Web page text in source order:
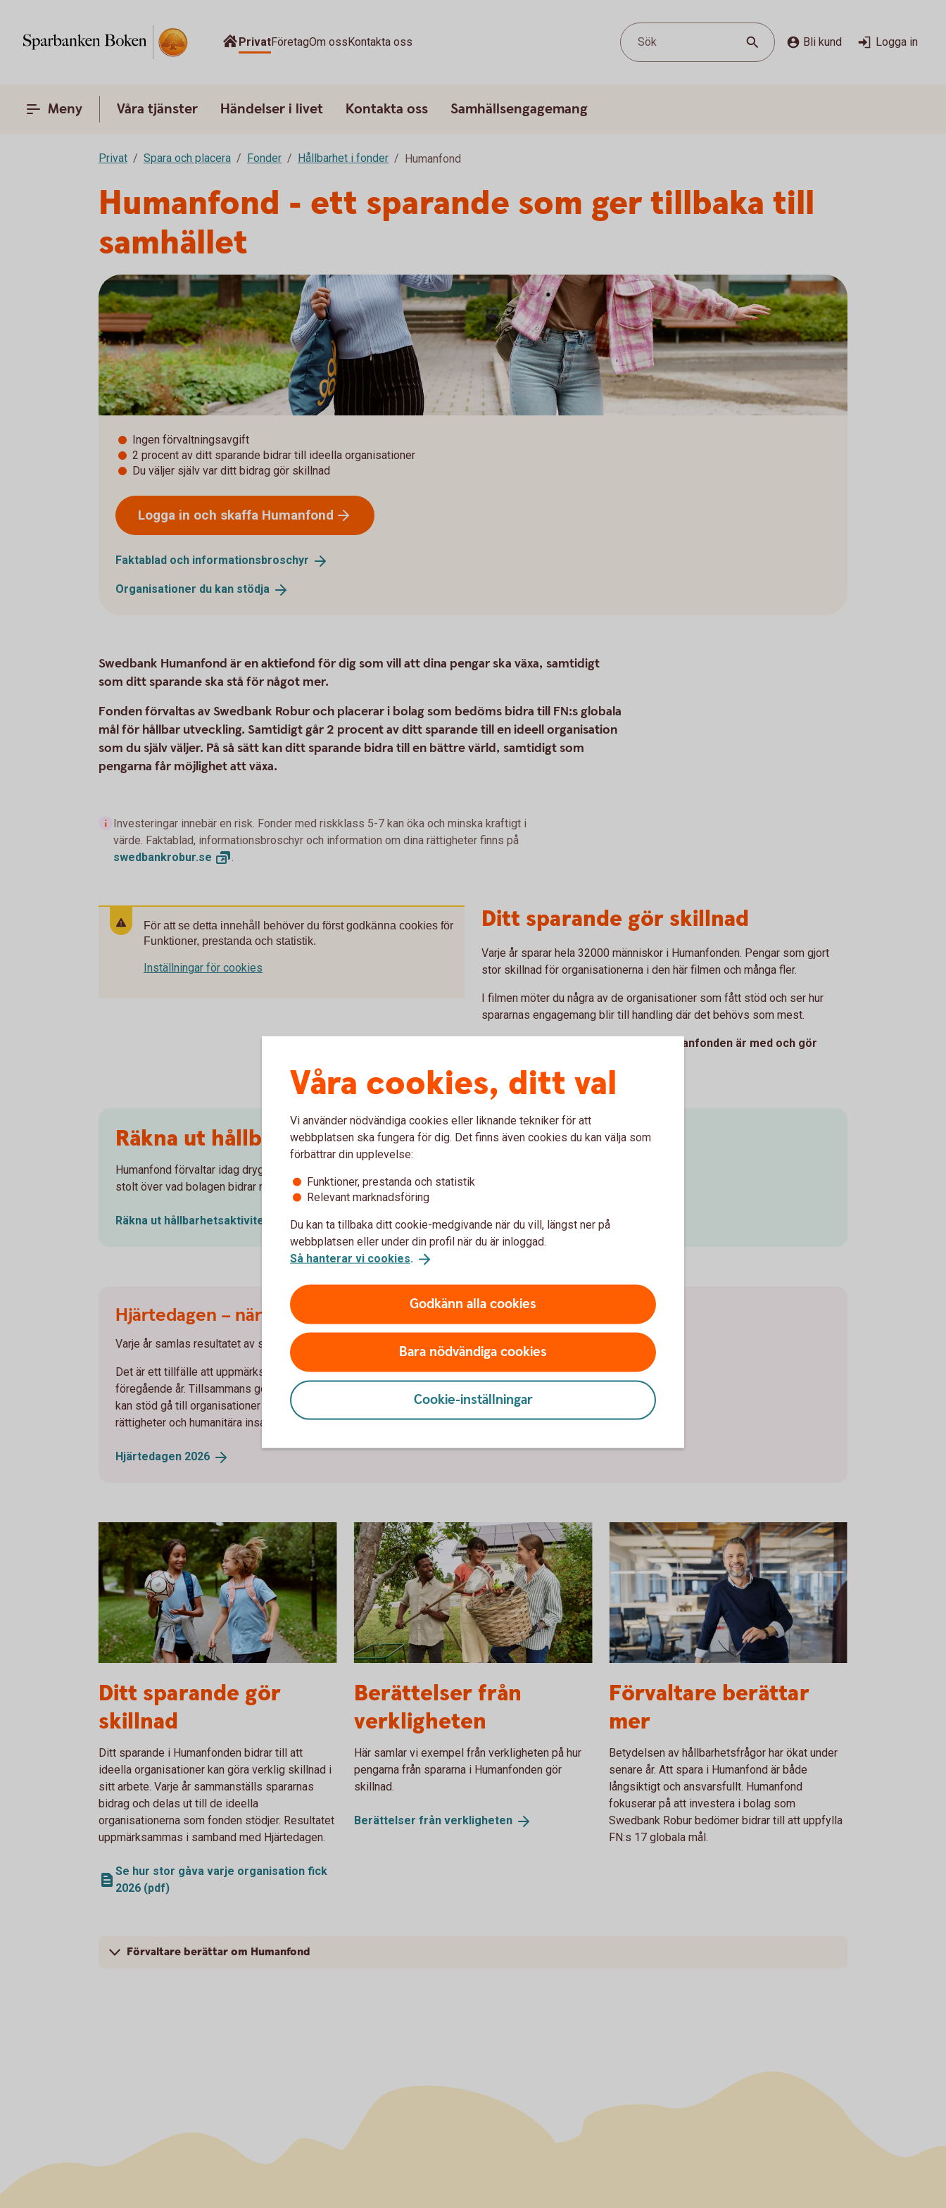
PrivatFöretagOm ossKontakta oss Sök Bli kund Logga in
Meny Våra tjänster Händelser i livet Kontakta oss Samhällsengagemang
Privat Spara och placera Fonder Hållbarhet i fonder Humanfond
Humanfond - ett sparande som ger tillbaka till
samhället
Ingen förvaltningsavgift
2 procent av ditt sparande bidrar till ideella organisationer
Du väljer själv var ditt bidrag gör skillnad
Logga in och skaffa Humanfond
Faktablad och informationsbroschyr
Organisationer du kan stödja
Swedbank Humanfond är en aktiefond för dig som vill att dina pengar ska växa, samtidigt
som ditt sparande ska stå för något mer.
Fonden förvaltas av Swedbank Robur och placerar i bolag som bedöms bidra till FN:s globala
mål för hållbar utveckling. Samtidigt går 2 procent av ditt sparande till en ideell organisation
som du själv väljer. På så sätt kan ditt sparande bidra till en bättre värld, samtidigt som
pengarna får möjlighet att växa.
Investeringar innebär en risk. Fonder med riskklass 5-7 kan öka och minska kraftigt i
värde. Faktablad, informationsbroschyr och information om dina rättigheter finns på
swedbankrobur.se
För att se detta innehåll behöver du först godkänna cookies för
Funktioner, prestanda och statistik.
Inställningar för cookies
Ditt sparande gör skillnad
Varje år sparar hela 32000 människor i Humanfonden. Pengar som gjort
stor skillnad för organisationerna i den här filmen och många fler.
I filmen möter du några av de organisationer som fått stöd och ser hur
spararnas engagemang blir till handling där det behövs som mest.
Tack till alla sparare som genom Humanfonden är med och gör
Räkna ut hållbarhetsaktiviteterna för bolagen i fonden
Humanfond förvaltar idag drygt 2,7 miljarder kronor. Som sparare i fonden kan du vara
stolt över vad bolagen bidrar med.
Räkna ut hållbarhetsaktiviteterna för bolagen ifonden
Hjärtedagen – när engagemang blir verklig skillnad
Varje år samlas resultatet av spararnas engagemang i Humanfonden på Hjärtedagen.
Det är ett tillfälle att uppmärksamma hur mycket pengar våra sparare skänkte under
föregående år. Tillsammans gör bidragen verklig skillnad. Genom långsiktigt sparande
kan stöd gå till organisationer som arbetar för hälsa, barn och unga, miljö, mänskliga
rättigheter och humanitära insatser.
Hjärtedagen 2026
Ditt sparande gör
skillnad
Ditt sparande i Humanfonden bidrar till att
ideella organisationer kan göra verklig skillnad i
sitt arbete. Varje år sammanställs spararnas
bidrag och delas ut till de ideella
organisationerna som fonden stödjer. Resultatet
uppmärksammas i samband med Hjärtedagen.
Se hur stor gåva varje organisation fick
2026 (pdf)
background
Berättelser från
verkligheten
Här samlar vi exempel från verkligheten på hur
pengarna från spararna i Humanfonden gör
skillnad.
Berättelser från verkligheten
Förvaltare berättar
mer
Betydelsen av hållbarhetsfrågor har ökat under
senare år. Att spara i Humanfond är både
långsiktigt och ansvarsfullt. Humanfond
fokuserar på att investera i bolag som
Swedbank Robur bedömer bidrar till att uppfylla
FN:s 17 globala mål.
Förvaltare berättar om Humanfond
Våra cookies, ditt val
Vi använder nödvändiga cookies eller liknande tekniker för att
webbplatsen ska fungera för dig. Det finns även cookies du kan välja som
förbättrar din upplevelse:
Funktioner, prestanda och statistik
Relevant marknadsföring
Du kan ta tillbaka ditt cookie-medgivande när du vill, längst ner på
webbplatsen eller under din profil när du är inloggad.
Så hanterar vi cookies.
Godkänn alla cookies
Bara nödvändiga cookies
Cookie-inställningar